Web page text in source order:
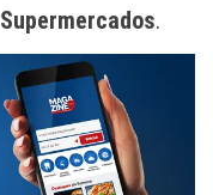
Supermercados.